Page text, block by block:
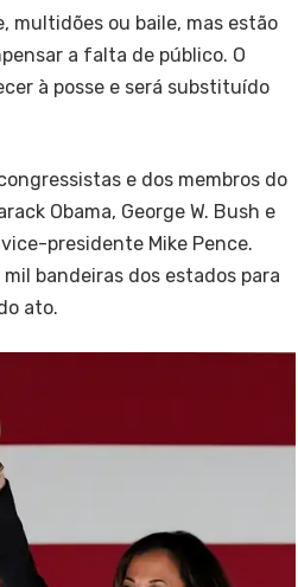
multidões ou baile, mas estão
a falta de público. O
à posse e será substituído
e dos membros do
Obama, George W. Bush e
presidente Mike Pence.
bandeiras dos estados para
ato.